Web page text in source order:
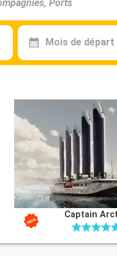
Mois de départ
Captain